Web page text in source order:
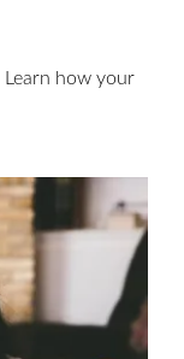
Learn how your